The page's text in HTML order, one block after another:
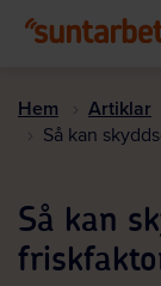
Hem Artiklar
Så kan
Så kan